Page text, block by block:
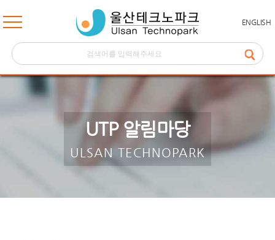
ENGLISH
UTP 알림마당
ULSAN TECHNOPARK